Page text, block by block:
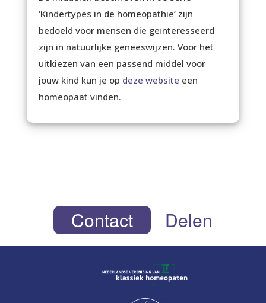
‘Kindertypes in de homeopathie’ zijn
bedoeld voor mensen die geïnteresseerd
zijn in natuurlijke geneeswijzen. Voor het
uitkiezen van een passend middel voor
jouw kind kun je op deze website een
homeopaat vinden.
Contact Delen